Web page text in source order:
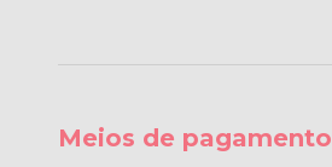
Meios de pagamento